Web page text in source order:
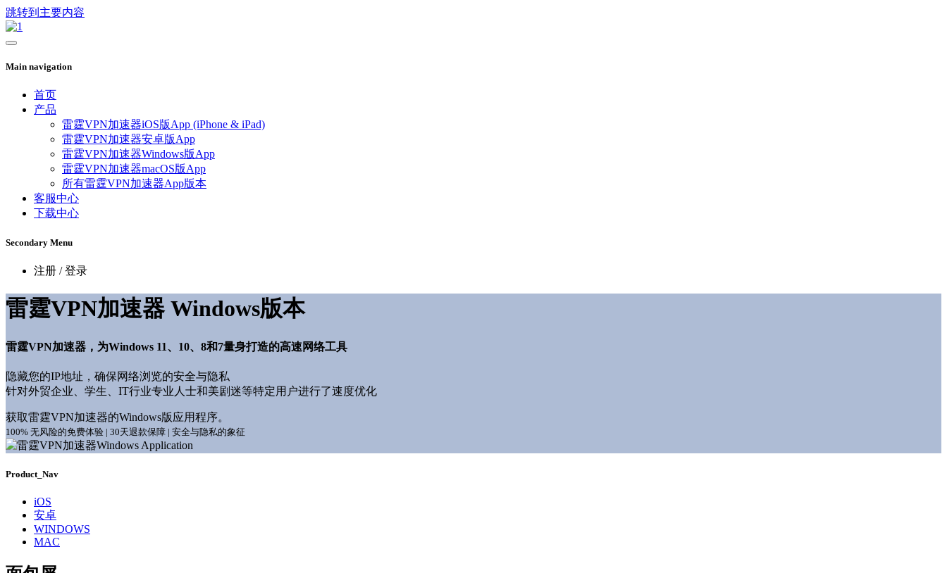
跳转到主要内容
Main navigation
首页
产品
雷霆VPN加速器iOS版App (iPhone & iPad)
雷霆VPN加速器安卓版App
雷霆VPN加速器Windows版App
雷霆VPN加速器macOS版App
所有雷霆VPN加速器App版本
客服中心
下载中心
Secondary Menu
注册 / 登录
雷霆VPN加速器 Windows版本
雷霆VPN加速器，为Windows 11、10、8和7量身打造的高速网络工具
隐藏您的IP地址，确保网络浏览的安全与隐私
针对外贸企业、学生、IT行业专业人士和美剧迷等特定用户进行了速度优化
获取雷霆VPN加速器的Windows版应用程序。
100% 无风险的免费体验 | 30天退款保障 | 安全与隐私的象征
Product_Nav
iOS
安卓
WINDOWS
MAC